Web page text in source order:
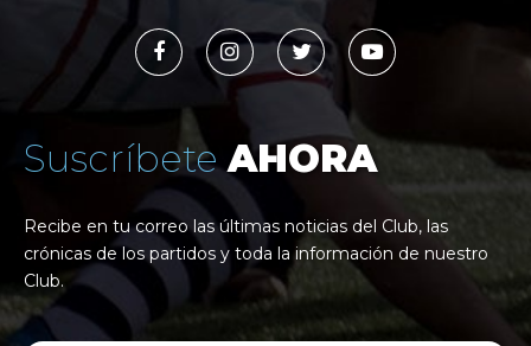
SuscríbeteAHORA
Recibe en tu correo las últimas noticias del Club, las
crónicas de los partidos y toda la información de nuestro
Club.